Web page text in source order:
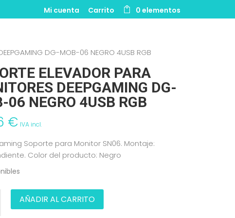
Mi cuenta Carrito 0 elementos
DG-MOB-06 NEGRO 4USB RGB
ELEVADOR PARA
DEEPGAMING DG-
06 NEGRO 4USB RGB
€ IVA incl.
Soporte para Monitor SN06. Montaje:
Color del producto: Negro
AÑADIR AL CARRITO